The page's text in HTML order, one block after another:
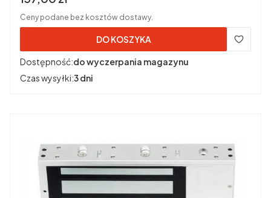
Ceny podane bez kosztów dostawy.
DO KOSZYKA
Dostępność:do wyczerpania magazynu
Czas wysyłki:3 dni